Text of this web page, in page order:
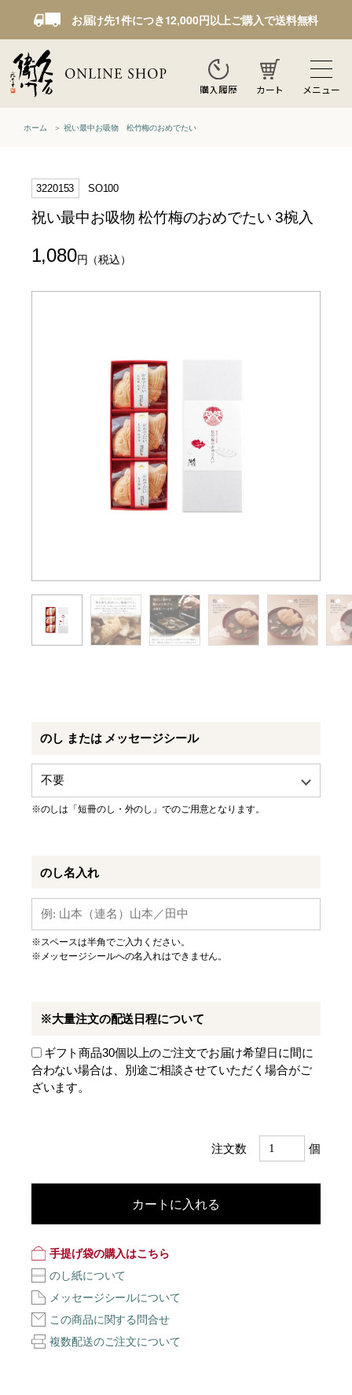
お届け先1件につき12,000円以上ご購入で送料無料
購入履歴 カート メニュー
ホーム 祝い最中お吸物 松竹梅のおめでたい
3220153 SO100
祝い最中お吸物 松竹梅のおめでたい 3椀入
1,080円 （税込）
のし または メッセージシール
※のしは「短冊のし・外のし」でのご用意となります。
のし名入れ
※スペースは半角でご入力ください。
※メッセージシールへの名入れはできません。
※大量注文の配送日程について
ギフト商品30個以上のご注文でお届け希望日に間に
合わない場合は、別途ご相談させていただく場合がご
ざいます。
注文数 個
カートに入れる
手提げ袋の購入はこちら
のし紙について
メッセージシールについて
この商品に関する問合せ
複数配送のご注文について